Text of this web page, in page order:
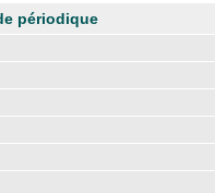
périodique